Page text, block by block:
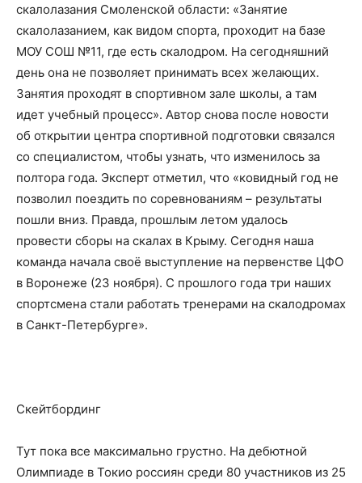
скалолазания Смоленской области: «Занятие
скалолазанием, как видом спорта, проходит на базе
МОУ СОШ №11, где есть скалодром. На сегодняшний
день она не позволяет принимать всех желающих.
Занятия проходят в спортивном зале школы, а там
идет учебный процесс». Автор снова после новости
об открытии центра спортивной подготовки связался
со специалистом, чтобы узнать, что изменилось за
полтора года. Эксперт отметил, что «ковидный год не
позволил поездить по соревнованиям – результаты
пошли вниз. Правда, прошлым летом удалось
провести сборы на скалах в Крыму. Сегодня наша
команда начала своё выступление на первенстве ЦФО
в Воронеже (23 ноября). С прошлого года три наших
спортсмена стали работать тренерами на скалодромах
в Санкт-Петербурге».
Скейтбординг
Тут пока все максимально грустно. На дебютной
Олимпиаде в Токио россиян среди 80 участников из 25